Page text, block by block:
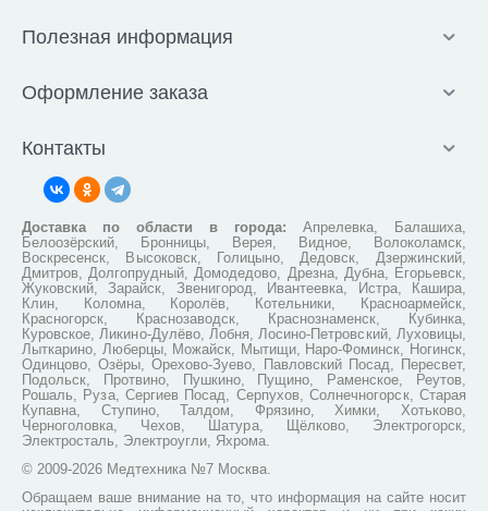
Полезная информация
Оформление заказа
Контакты
Доставка по области в города: Апрелевка, Балашиха,
Белоозёрский, Бронницы, Верея, Видное, Волоколамск,
Воскресенск, Высоковск, Голицыно, Дедовск, Дзержинский,
Дмитров, Долгопрудный, Домодедово, Дрезна, Дубна, Егорьевск,
Жуковский, Зарайск, Звенигород, Ивантеевка, Истра, Кашира,
Клин, Коломна, Королёв, Котельники, Красноармейск,
Красногорск, Краснозаводск, Краснознаменск, Кубинка,
Куровское, Ликино-Дулёво, Лобня, Лосино-Петровский, Луховицы,
Лыткарино, Люберцы, Можайск, Мытищи, Наро-Фоминск, Ногинск,
Одинцово, Озёры, Орехово-Зуево, Павловский Посад, Пересвет,
Подольск, Протвино, Пушкино, Пущино, Раменское, Реутов,
Рошаль, Руза, Сергиев Посад, Серпухов, Солнечногорск, Старая
Купавна, Ступино, Талдом, Фрязино, Химки, Хотьково,
Черноголовка, Чехов, Шатура, Щёлково, Электрогорск,
Электросталь, Электроугли, Яхрома.
© 2009-2026 Медтехника №7 Москва.
Обращаем ваше внимание на то, что информация на сайте носит